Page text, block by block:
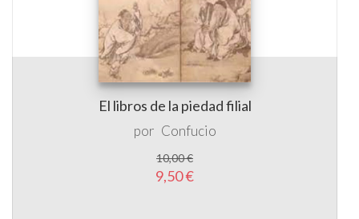
El libros de la piedad filial
por Confucio
10,00 €
9,50 €